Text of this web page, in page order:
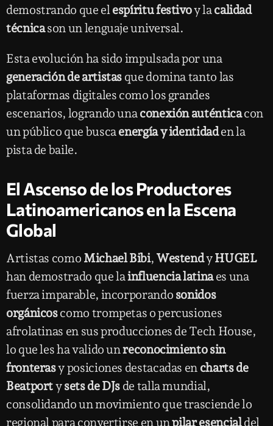
demostrando que elespíritu festivoy lacalidad
técnicason un lenguaje universal.
Esta evolución ha sido impulsada por una
generación de artistas que domina tanto las
plataformas digitales como los grandes
escenarios, logrando unaconexión auténticacon
un público que buscaenergía y identidaden la
pista de baile.
El Ascenso de los Productores
Latinoamericanos en la Escena
Global
Artistas como Michael Bibi, WestendyHUGEL
han demostrado que lainfluencia latinaes una
fuerza imparable, incorporando sonidos
orgánicoscomo trompetas o percusiones
afrolatinas en sus producciones de Tech House,
lo que les ha valido unreconocimiento sin
fronterasy posiciones destacadas en charts de
Beatportysets de DJs de talla mundial,
consolidando un movimiento que trasciende lo
regional para convertirse en unpilar esencialdel